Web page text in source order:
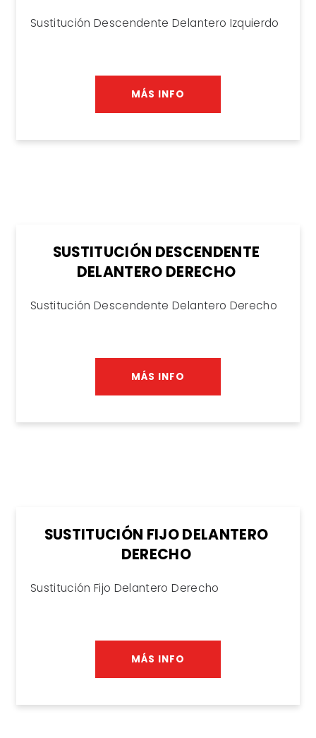
Sustitución Descendente Delantero Izquierdo
MÁS INFO
SUSTITUCIÓN DESCENDENTE
DELANTERO DERECHO
Sustitución Descendente Delantero Derecho
MÁS INFO
SUSTITUCIÓN FIJO DELANTERO
DERECHO
Sustitución Fijo Delantero Derecho
MÁS INFO